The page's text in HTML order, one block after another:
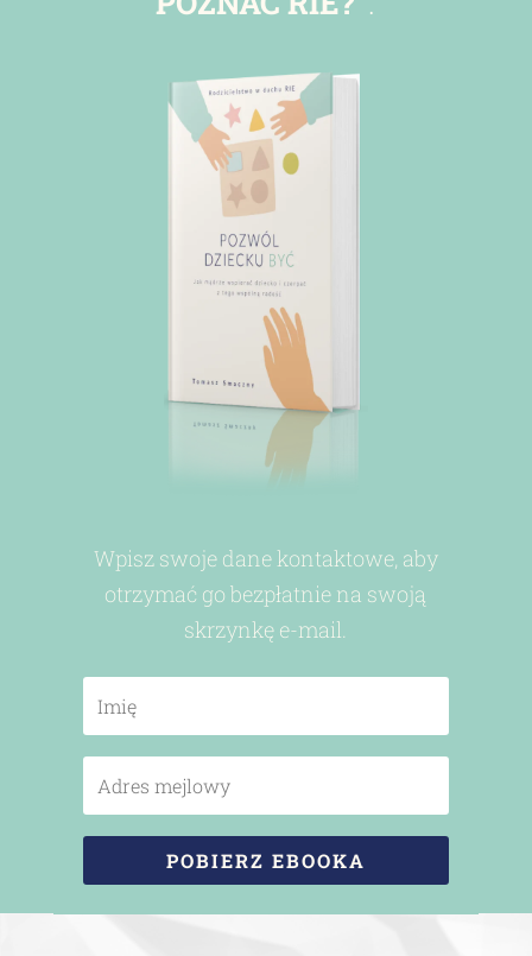
Wpisz swoje dane kontaktowe, aby
otrzymać go bezpłatnie na swoją
skrzynkę e-mail.
POBIERZ EBOOKA